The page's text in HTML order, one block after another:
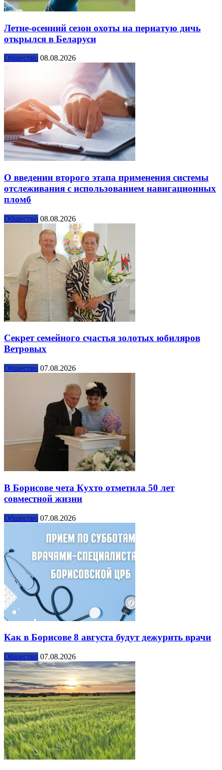
Летне-осенний сезон охоты на пернатую дичь
открылся в Беларуси
Общество 08.08.2026
О введении второго этапа применения системы
отслеживания с использованием навигационных
пломб
Общество 08.08.2026
Секрет семейного счастья золотых юбиляров
Ветровых
Общество 07.08.2026
В Борисове чета Кухто отметила 50 лет
совместной жизни
Общество 07.08.2026
Как в Борисове 8 августа будут дежурить врачи
Общество 07.08.2026